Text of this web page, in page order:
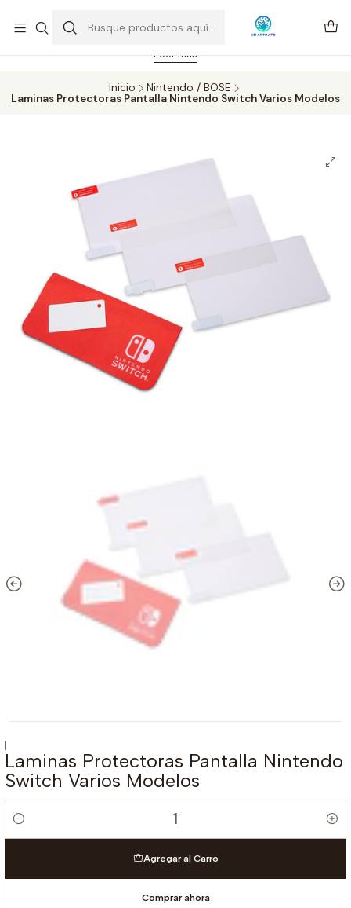
Feriado 21-05-2026 atención hasta las 14 hrs. Envío GRATIS mismo
día solo área Metropolitana Santiago por compras desde CLP 39.900.
Pedidos hasta 16 hrs., sábados y domingos hasta 14 hrs.
Leer más
Inicio
Nintendo / BOSE
Laminas Protectoras Pantalla Nintendo Switch Varios Modelos
|
Laminas Protectoras Pantalla Nintendo
Switch Varios Modelos
Cantidad
Agregar al Carro
Comprar ahora